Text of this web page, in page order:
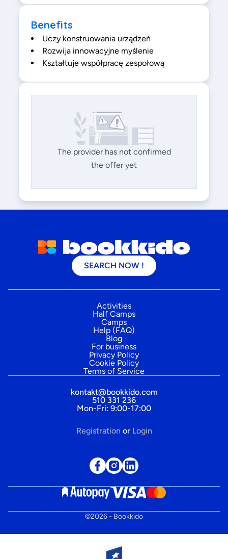
Benefits
Uczy konstruowania urządzeń
Rozwija innowacyjne myślenie
Kształtuje współpracę zespołową
The provider has not confirmed
the offer yet
SEARCH NOW !
Activities
Half Camps
Camps
Help (FAQ)
Blog
For business
Privacy Policy
Cookie Policy
Terms of Service
kontakt@bookkido.com
510 331 236
Mon-Fri: 9:00-17:00
Registration or Login
©2026- Bookkido